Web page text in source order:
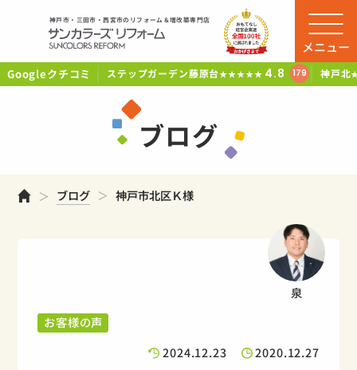
神戸市・三田市・西宮市のリフォーム＆増改築専門店
Googleクチコミ ステップガーデン藤原台★★★★★ 4.8 179 神戸北
メニュー
ブログ
ホームブログ 神戸市北区Ｋ様
泉
お客様の声
2024.12.23
2020.12.27